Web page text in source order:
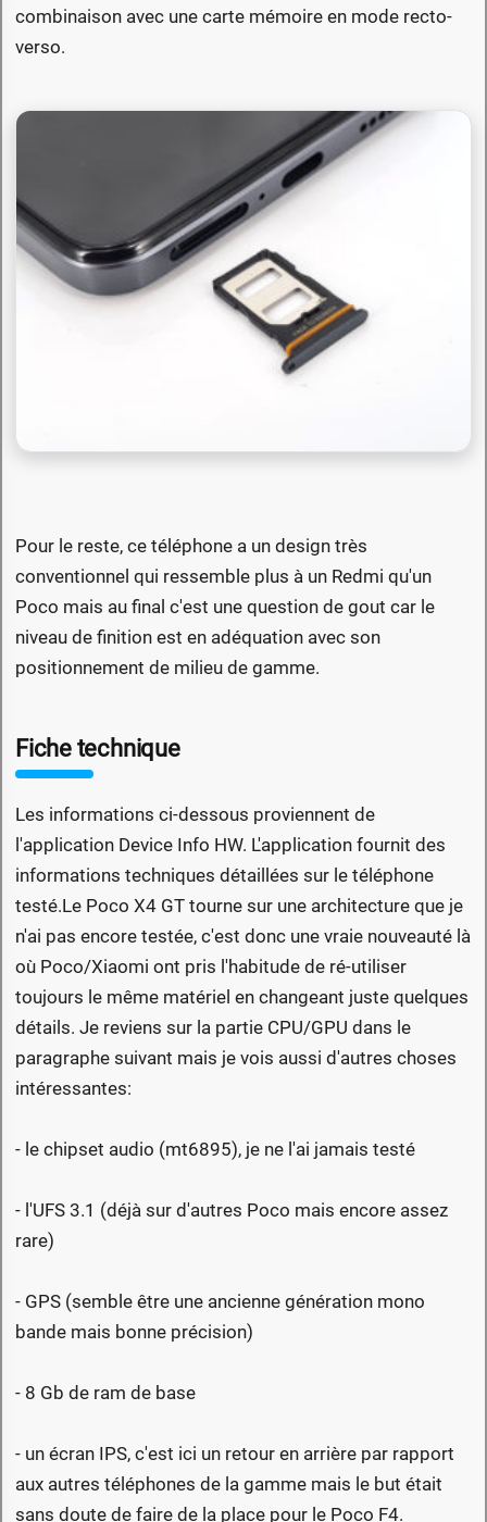
combinaison avec une carte mémoire en mode recto-
verso.
Pour le reste, ce téléphone a un design très
conventionnel qui ressemble plus à un Redmi qu'un
Poco mais au final c'est une question de gout car le
niveau de finition est en adéquation avec son
positionnement de milieu de gamme.
Fiche technique
Les informations ci-dessous proviennent de
l'application Device Info HW. L'application fournit des
informations techniques détaillées sur le téléphone
testé.Le Poco X4 GT tourne sur une architecture que je
n'ai pas encore testée, c'est donc une vraie nouveauté là
où Poco/Xiaomi ont pris l'habitude de ré-utiliser
toujours le même matériel en changeant juste quelques
détails. Je reviens sur la partie CPU/GPU dans le
paragraphe suivant mais je vois aussi d'autres choses
intéressantes:
- le chipset audio (mt6895), je ne l'ai jamais testé
- l'UFS 3.1 (déjà sur d'autres Poco mais encore assez
rare)
- GPS (semble être une ancienne génération mono
bande mais bonne précision)
- 8 Gb de ram de base
- un écran IPS, c'est ici un retour en arrière par rapport
aux autres téléphones de la gamme mais le but était
sans doute de faire de la place pour le Poco F4.